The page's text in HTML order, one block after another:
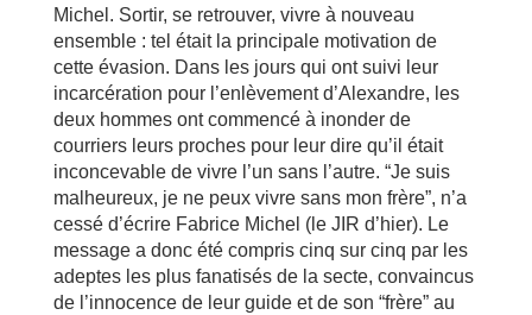
Michel. Sortir, se retrouver, vivre à nouveau
ensemble : tel était la principale motivation de
cette évasion. Dans les jours qui ont suivi leur
incarcération pour l’enlèvement d’Alexandre, les
deux hommes ont commencé à inonder de
courriers leurs proches pour leur dire qu’il était
inconcevable de vivre l’un sans l’autre. “Je suis
malheureux, je ne peux vivre sans mon frère”, n’a
cessé d’écrire Fabrice Michel (le JIR d’hier). Le
message a donc été compris cinq sur cinq par les
adeptes les plus fanatisés de la secte, convaincus
de l’innocence de leur guide et de son “frère” au